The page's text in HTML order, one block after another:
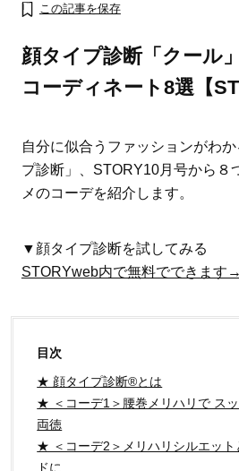
ママとパパに贈る「ジェンダーレ
この記事を保存
顔タイプ診断「クール
コーディネート8選【
自分に似合うファッションがわ
プ診断」、STORY10月号から８
メのコーデを紹介します。
▼顔タイプ診断を試してみる
STORYweb内で無料でできます→
目次
★ 顔タイプ診断®とは
★ ＜コーデ1＞腰巻メリハリで ス
両徳
★ ＜コーデ2＞メリハリシルエット
ドに